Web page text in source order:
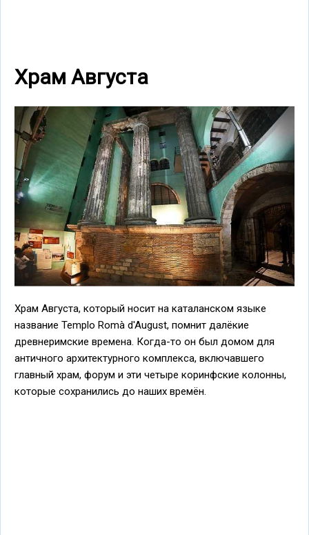
Храм Августа
Храм Августа, который носит на каталанском языке
название Templo Romà d'August, помнит далёкие
древнеримские времена. Когда-то он был домом для
античного архитектурного комплекса, включавшего
главный храм, форум и эти четыре коринфские колонны,
которые сохранились до наших времён.